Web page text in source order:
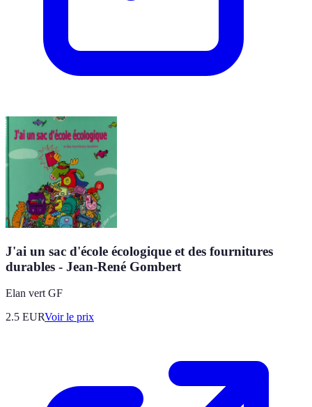
J'ai un sac d'école écologique et des fournitures
durables - Jean-René Gombert
Elan vert GF
2.5 EURVoir le prix